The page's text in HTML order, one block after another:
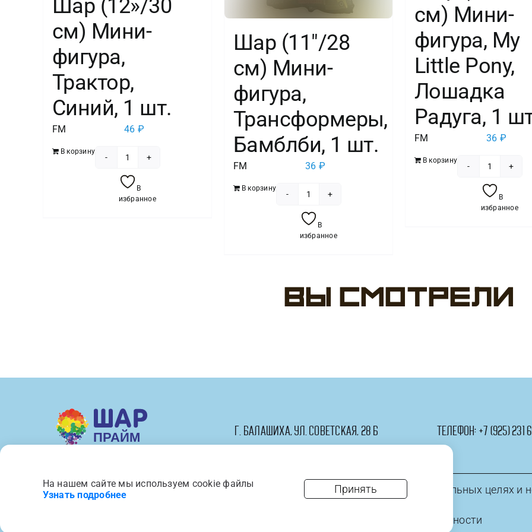
Шар (12»/30
см) Мини-
фигура,
Трактор,
Синий, 1 шт.
FM 46 ₽
В корзину
товара
Шар
В
избранное
Шар (11″/28
см) Мини-
фигура,
Трансформеры,
Бамблби, 1 шт.
FM 36 ₽
В корзину
товара
Шар
фигура,
В
избранное
см) Мини-
фигура, My
Little Pony,
Лошадка
Радуга, 1
FM 36 ₽
В корзину
товара
Шар
My
Little
В
избранное
Вы смотрели
г. Балашиха, ул. Советская, 28 Б телефон: +7 (925) 231
Вся представленная на сайте информация приведена в ознакомительных целях и
* политика конфиденциальности
На нашем сайте мы используем cookie файлы
Узнать подробнее
Принять